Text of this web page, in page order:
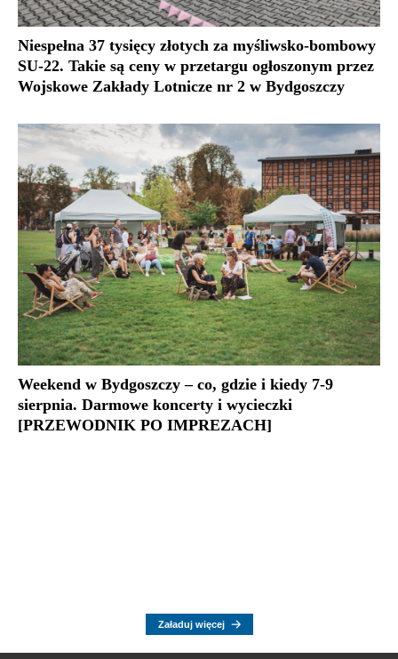
Niespełna 37 tysięcy złotych za myśliwsko-bombowy
SU-22. Takie są ceny w przetargu ogłoszonym przez
Wojskowe Zakłady Lotnicze nr 2 w Bydgoszczy
Weekend w Bydgoszczy – co, gdzie i kiedy 7-9
sierpnia. Darmowe koncerty i wycieczki
[PRZEWODNIK PO IMPREZACH]
Załaduj więcej